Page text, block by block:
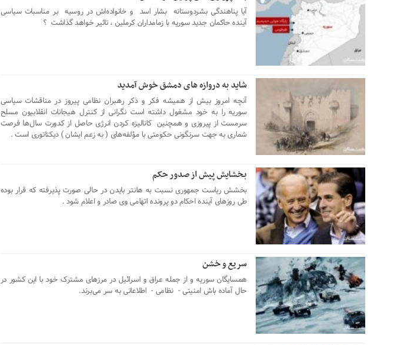
آیا پناهندگی بشردوستانه بشار اسد و خانواده‌اش در روسیه بر مناسبات سیاسی
آینده حاکمان جدید سوریه با زمامداران کرملین ، تاثیر خواهد گذاشت ؟
شاید به دروازه های دمشق خوش آمدید
آنچه امروز بیش از همیشه فکر و ذکر رهبران نظامی پیروز در مناقشات سیاسی
سوریه را به خود مشغول داشته است نگرانی از کنترل هیجانات انقلابیون مسلح
سرمست از پیروزی و همچنین کانالیزه کردن انرژی حاصل از کدورت سال‌ها فرصت
شماری به جهت سرنگونی حکومتی با مؤلفه‌های ( به زعم ایشان ) دیکتاتوری است .
10 دسامبر 2024 بخشایش پیش از صدور حکم
بخشش ریاست جمهوری نسبت به هانتر بایدن در حالی صورت پذیرفته که قرار بوده
طی روزهای آینده احکام دو پرونده اتهامی وی صادر و اعلام شود .
09 دسامبر 2024 سریع و خشن
همسایگان سوریه و از جمله عراق و اسرائیل در مرزهای مشترک خود با این کشور در
حال آماده باش امنیتی - نظامی - اطلاعاتی به سر می‌برند.